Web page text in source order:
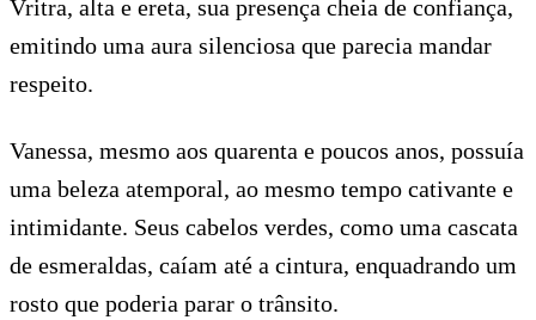
Vritra, alta e ereta, sua presença cheia de confiança,
emitindo uma aura silenciosa que parecia mandar
respeito.
Vanessa, mesmo aos quarenta e poucos anos, possuía
uma beleza atemporal, ao mesmo tempo cativante e
intimidante. Seus cabelos verdes, como uma cascata
de esmeraldas, caíam até a cintura, enquadrando um
rosto que poderia parar o trânsito.